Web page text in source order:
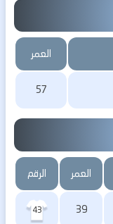
العمر
57
العمر الرقم
39
43